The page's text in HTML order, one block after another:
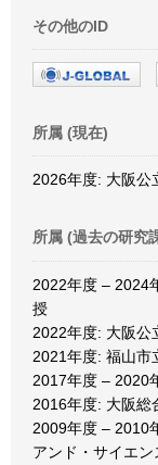
その他のID
所属 (現在)
2026年度: 大阪公
所属 (過去の研究
2022年度 – 2024
授
2022年度: 大阪公
2021年度: 福山市
2017年度 – 2020
2016年度: 大阪総
2009年度 – 2010
アンド・サイエ